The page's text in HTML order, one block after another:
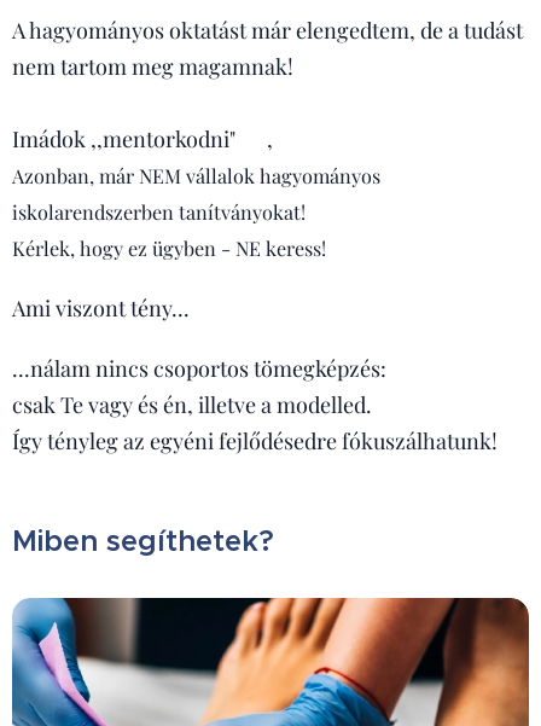
A hagyományos oktatást már elengedtem, de a tudást
nem tartom meg magamnak!
Imádok ,,mentorkodni"😊 ,
Azonban, már NEM vállalok hagyományos
iskolarendszerben tanítványokat!
Kérlek, hogy ez ügyben - NE keress!
Ami viszont tény...
...nálam nincs csoportos tömegképzés:
csak Te vagy és én, illetve a modelled.
Így tényleg az egyéni fejlődésedre fókuszálhatunk!
Miben segíthetek?